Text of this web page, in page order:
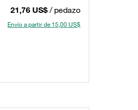
21,76 US$ / pedazo
Envío a partir de 15,00 US$